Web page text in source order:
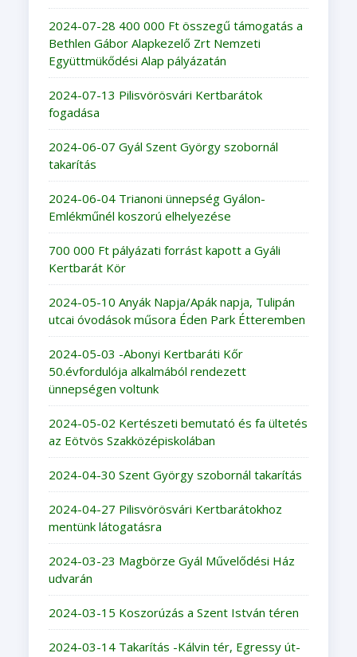
2024-07-28 400 000 Ft összegű támogatás a
Bethlen Gábor Alapkezelő Zrt Nemzeti
Együttmükődési Alap pályázatán
2024-07-13 Pilisvörösvári Kertbarátok
fogadása
2024-06-07 Gyál Szent György szobornál
takarítás
2024-06-04 Trianoni ünnepség Gyálon-
Emlékműnél koszorú elhelyezése
700 000 Ft pályázati forrást kapott a Gyáli
Kertbarát Kör
2024-05-10 Anyák Napja/Apák napja, Tulipán
utcai óvodások műsora Éden Park Étteremben
2024-05-03 -Abonyi Kertbaráti Kőr
50.évfordulója alkalmából rendezett
ünnepségen voltunk
2024-05-02 Kertészeti bemutató és fa ültetés
az Eötvös Szakközépiskolában
2024-04-30 Szent György szobornál takarítás
2024-04-27 Pilisvörösvári Kertbarátokhoz
mentünk látogatásra
2024-03-23 Magbörze Gyál Művelődési Ház
udvarán
2024-03-15 Koszorúzás a Szent István téren
2024-03-14 Takarítás -Kálvin tér, Egressy út-